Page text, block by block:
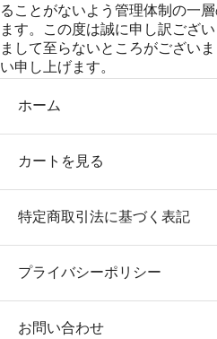
ることがないよう管理体制の一
ます。この度は誠に申し訳ござ
まして至らないところがござい
い申し上げます。
ホーム
カートを見る
特定商取引法に基づく表記
プライバシーポリシー
お問い合わせ